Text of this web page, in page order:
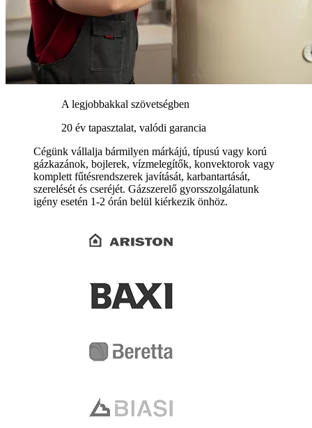
A legjobbakkal szövetségben
20 év tapasztalat, valódi garancia
Cégünk vállalja bármilyen márkájú, típusú vagy korú
gázkazánok, bojlerek, vízmelegítők, konvektorok vagy
komplett fűtésrendszerek javítását, karbantartását,
szerelését és cseréjét. Gázszerelő gyorsszolgálatunk
igény esetén 1-2 órán belül kiérkezik önhöz.